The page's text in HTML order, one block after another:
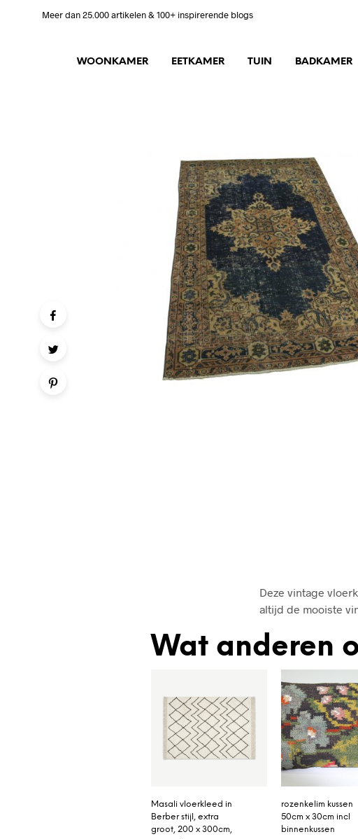
Meer dan 25.000 artikelen & 100+ inspirerende blogs
WOONKAMER EETKAMER TUIN BADKAMER
Deze vintage
altijd de mooiste
Wat anderen
Masali vloerkleed in
Berber stijl, extra
groot, 200 x 300cm,
rozenkelim kussen
50cm x 30cm incl
binnenkussen